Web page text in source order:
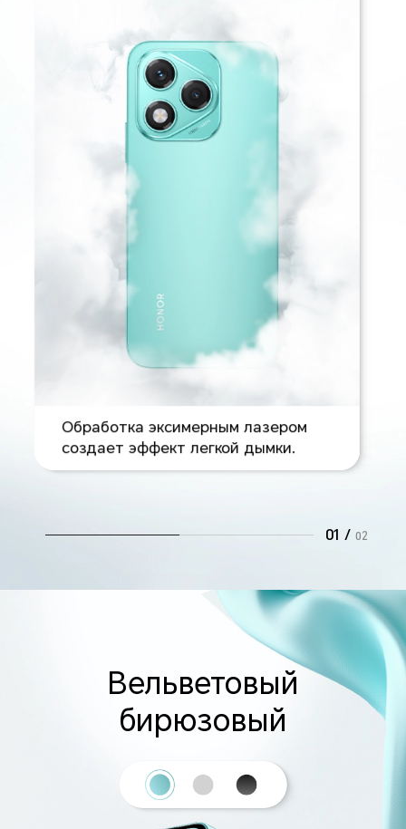
Обработка эксимерным лазером
создает эффект легкой дымки.
01 / 02
Вельветовый
бирюзовый